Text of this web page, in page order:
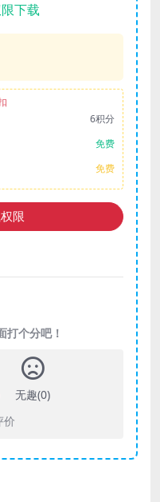
下载
6积分
免费
免费
限
打个分吧！
无趣(0)
价